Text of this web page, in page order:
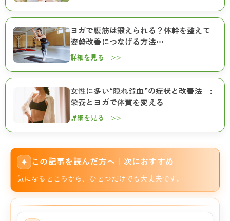
ヨガで腹筋は鍛えられる？体幹を整えて
姿勢改善につなげる方法…
詳細を見る >>
女性に多い“隠れ貧血”の症状と改善法 :
栄養とヨガで体質を変える
詳細を見る >>
✦ この記事を読んだ方へ｜次におすすめ
気になるところから、ひとつだけでも大丈夫です。